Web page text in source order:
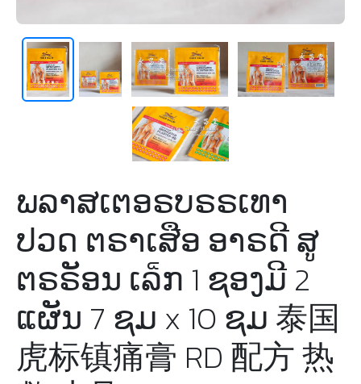
ພລາສເຕອຣບຣຣເທາ
ປວດ ຕຣາເສືອ ອາຣດີ ສູ
ຕຣຣັອນ ເລ็ກ 1 ຊອງມີ 2
ແຜັນ 7 ຊມ x 10 ຊມ 泰国
虎标镇痛膏 RD 配方 热